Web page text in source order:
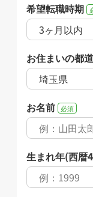
希望転職時期
お住まいの都
お名前 必須
生まれ年(西暦